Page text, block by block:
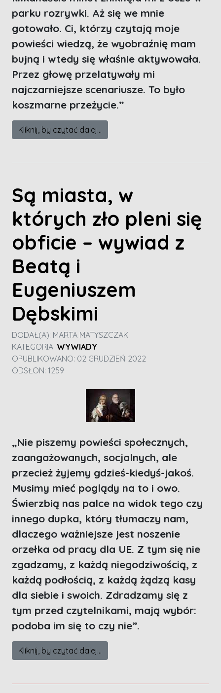
parku rozrywki. Aż się we mnie
gotowało. Ci, którzy czytają moje
powieści wiedzą, że wyobraźnię mam
bujną i wtedy się właśnie aktywowała.
Przez głowę przelatywały mi
najczarniejsze scenariusze. To było
koszmarne przeżycie.”
Kliknij, by czytać dalej...
Są miasta, w
których zło pleni się
obficie – wywiad z
Beatą i
Eugeniuszem
Dębskimi
DODAŁ(A): MARTA MATYSZCZAK
KATEGORIA: WYWIADY
OPUBLIKOWANO: 02 GRUDZIEŃ 2022
ODSŁON: 1259
„Nie piszemy powieści społecznych,
zaangażowanych, socjalnych, ale
przecież żyjemy gdzieś-kiedyś-jakoś.
Musimy mieć poglądy na to i owo.
Świerzbią nas palce na widok tego czy
innego dupka, który tłumaczy nam,
dlaczego ważniejsze jest noszenie
orzełka od pracy dla UE. Z tym się nie
zgadzamy, z każdą niegodziwością, z
każdą podłością, z każdą żądzą kasy
dla siebie i swoich. Zdradzamy się z
tym przed czytelnikami, mają wybór:
podoba im się to czy nie”.
Kliknij, by czytać dalej...